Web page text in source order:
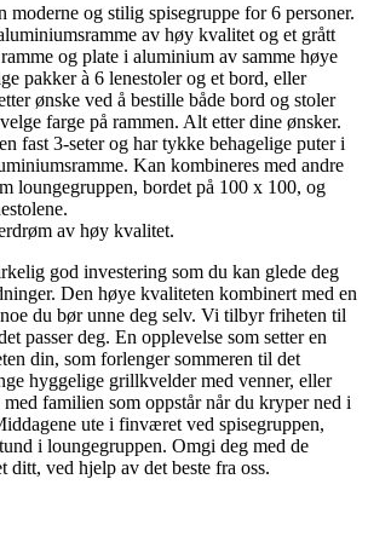
moderne og stilig spisegruppe for 6 personer.
av høy kvalitet og et grått
og plate i aluminium av samme høye
pakker à 6 lenestoler og et bord, eller
ønske ved å bestille både bord og stoler
farge på rammen. Alt etter dine ønsker.
fast 3-seter og har tykke behagelige puter i
Kan kombineres med andre
loungegruppen, bordet på 100 x 100, og
av høy kvalitet.
god investering som du kan glede deg
Den høye kvaliteten kombinert med en
du bør unne deg selv. Vi tilbyr friheten til
passer deg. En opplevelse som setter en
din, som forlenger sommeren til det
hyggelige grillkvelder med venner, eller
familien som oppstår når du kryper ned i
ute i finværet ved spisegruppen,
i loungegruppen. Omgi deg med de
ditt, ved hjelp av det beste fra oss.